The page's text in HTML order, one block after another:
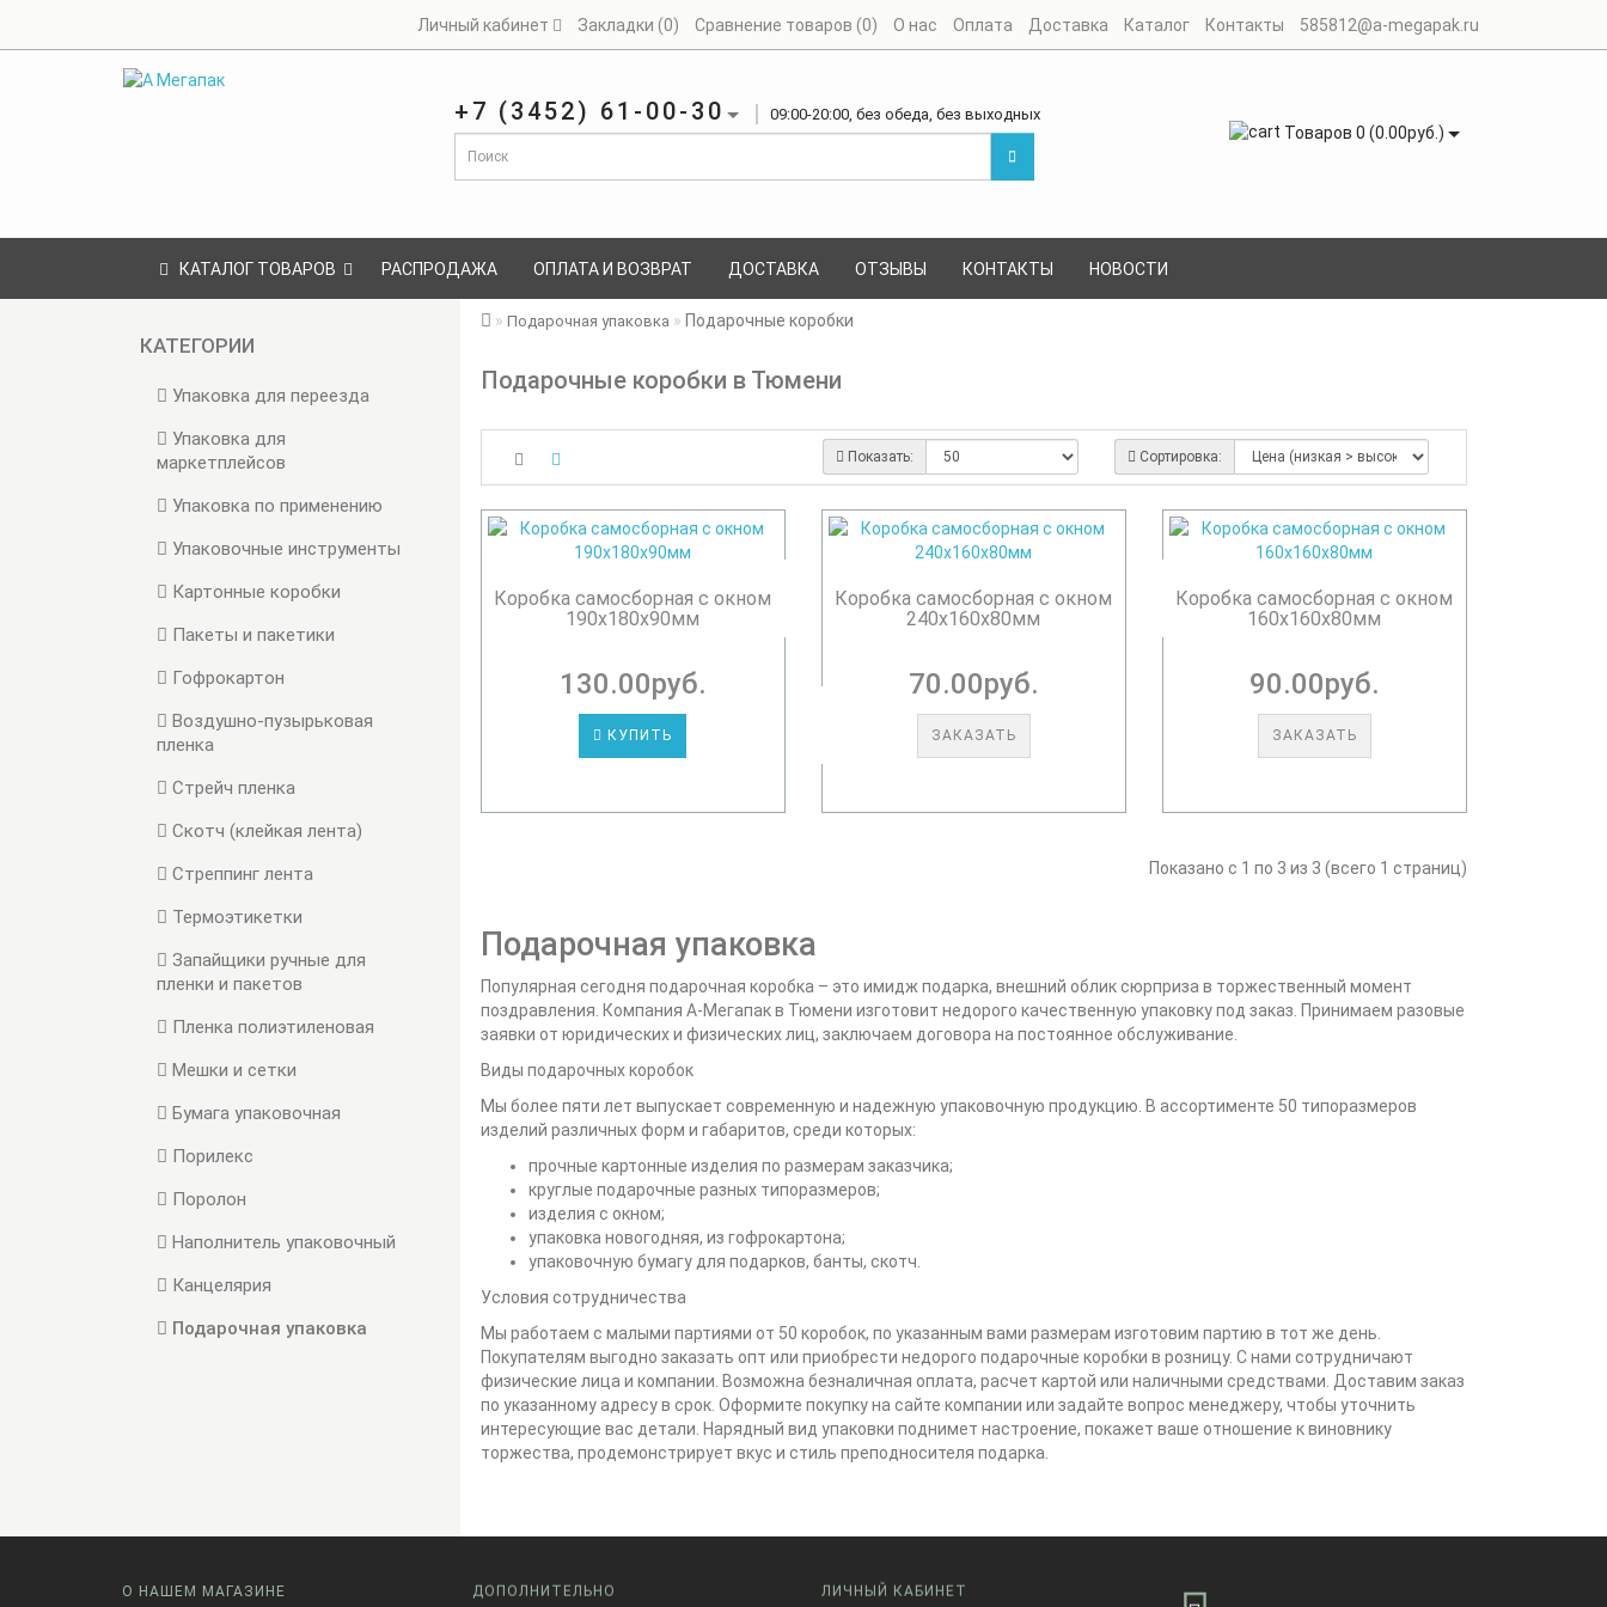
Личный кабинет Закладки (0) Сравнение товаров (0) О нас Оплата Доставка Каталог Контакты 585812@a-megapak.ru
+7 (3452) 61-00-30 09:00-20:00, без обеда, без выходных
Товаров 0 (0.00руб.)
КАТАЛОГ ТОВАРОВ РАСПРОДАЖА ОПЛАТА И ВОЗВРАТ ДОСТАВКА ОТЗЫВЫ КОНТАКТЫ НОВОСТИ
КАТЕГОРИИ
Упаковка для переезда
Упаковка для
маркетплейсов
Упаковка по применению
Упаковочные инструменты
Картонные коробки
Пакеты и пакетики
Гофрокартон
Воздушно-пузырьковая
пленка
Стрейч пленка
Скотч (клейкая лента)
Стреппинг лента
Термоэтикетки
Запайщики ручные для
пленки и пакетов
Пленка полиэтиленовая
Мешки и сетки
Бумага упаковочная
Порилекс
Поролон
Наполнитель упаковочный
Канцелярия
Подарочная упаковка
Подарочная упаковка Подарочные коробки
Подарочные коробки в Тюмени
Сортировка:
Показать:
Коробка самосборная с окном
190х180х90мм
130.00руб.
КУПИТЬ
Коробка самосборная с окном
240х160х80мм
70.00руб.
ЗАКАЗАТЬ
Коробка самосборная с окном
160х160х80мм
90.00руб.
ЗАКАЗАТЬ
Показано с 1 по 3 из 3 (всего 1 страниц)
Подарочная упаковка
Популярная сегодня подарочная коробка – это имидж подарка, внешний облик сюрприза в торжественный момент
поздравления. Компания А-Мегапак в Тюмени изготовит недорого качественную упаковку под заказ. Принимаем разовые
заявки от юридических и физических лиц, заключаем договора на постоянное обслуживание.
Виды подарочных коробок
Мы более пяти лет выпускает современную и надежную упаковочную продукцию. В ассортименте 50 типоразмеров
изделий различных форм и габаритов, среди которых:
прочные картонные изделия по размерам заказчика;
круглые подарочные разных типоразмеров;
изделия с окном;
упаковка новогодняя, из гофрокартона;
упаковочную бумагу для подарков, банты, скотч.
Условия сотрудничества
Мы работаем с малыми партиями от 50 коробок, по указанным вами размерам изготовим партию в тот же день.
Покупателям выгодно заказать опт или приобрести недорого подарочные коробки в розницу. С нами сотрудничают
физические лица и компании. Возможна безналичная оплата, расчет картой или наличными средствами. Доставим заказ
по указанному адресу в срок. Оформите покупку на сайте компании или задайте вопрос менеджеру, чтобы уточнить
интересующие вас детали. Нарядный вид упаковки поднимет настроение, покажет ваше отношение к виновнику
торжества, продемонстрирует вкус и стиль преподносителя подарка.
О НАШЕМ МАГАЗИНЕ ДОПОЛНИТЕЛЬНО ЛИЧНЫЙ КАБИНЕТ